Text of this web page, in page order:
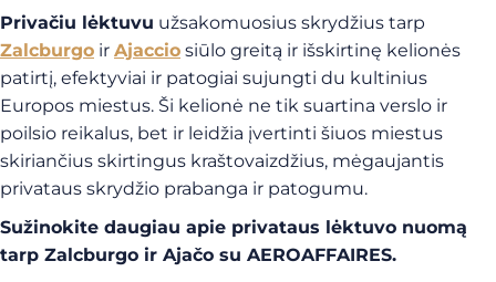
Privačiu lėktuvu užsakomuosius skrydžius tarp
Zalcburgo ir Ajaccio siūlo greitą ir išskirtinę kelionės
patirtį, efektyviai ir patogiai sujungti du kultinius
Europos miestus. Ši kelionė ne tik suartina verslo ir
poilsio reikalus, bet ir leidžia įvertinti šiuos miestus
skiriančius skirtingus kraštovaizdžius, mėgaujantis
privataus skrydžio prabanga ir patogumu.
Sužinokite daugiau apie privataus lėktuvo nuomą
tarp Zalcburgo ir Ajačo su AEROAFFAIRES.